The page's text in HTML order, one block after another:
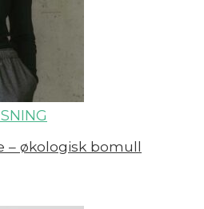
– økologisk bomull